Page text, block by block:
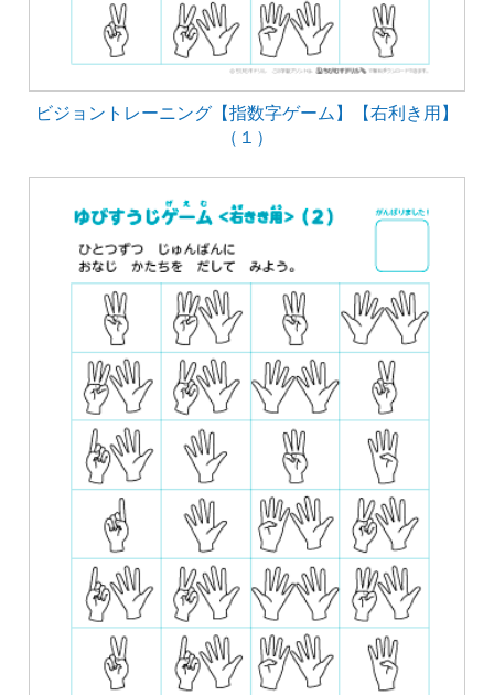
ビジョントレーニング【指数字ゲーム】【右利き用】
（１）